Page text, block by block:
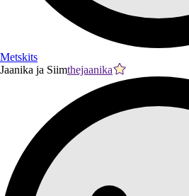
Metskits
Jaanika ja Siimthejaanika